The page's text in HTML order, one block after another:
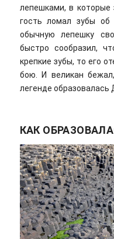
лепешками, в которые
гость ломал зубы об
обычную лепешку
быстро сообразил,
крепкие зубы, то его
бою. И великан
легенде образовалась
КАК